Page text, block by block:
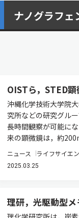
ナノグラフェ
OISTら，STED
沖縄化学技術大学院
究所などの研究グル
長時間観察が可能に
来の顕微鏡は，約
ニュース ライフサイエ
2025.03.25
理研，光駆動型